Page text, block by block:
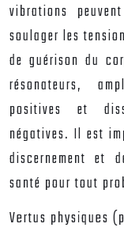
vibrations
soulager les
de guérison du
résonateurs,
positives et
négatives. Il est
discernement et
santé pour tout
Vertus physiques